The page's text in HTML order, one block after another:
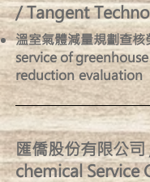
/ Tangent
溫室氣體減量規劃查
service of
reduction evaluation
匯僑股份有限公
chemical Service